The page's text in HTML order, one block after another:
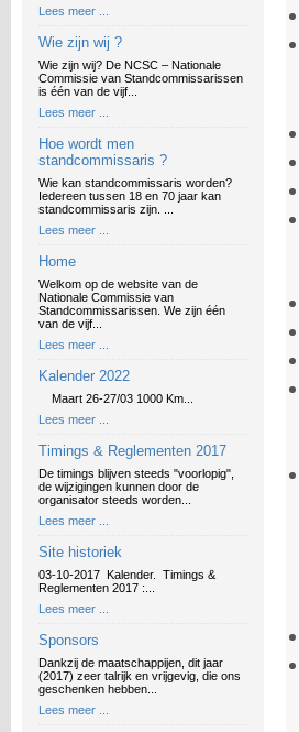
Lees meer ...
Wie zijn wij ?
Wie zijn wij? De NCSC – Nationale
Commissie van Standcommissarissen
is één van de vijf...
Lees meer ...
Hoe wordt men
standcommissaris ?
Wie kan standcommissaris worden?
Iedereen tussen 18 en 70 jaar kan
standcommissaris zijn. ...
Lees meer ...
Home
Welkom op de website van de
Nationale Commissie van
Standcommissarissen. We zijn één
van de vijf...
Lees meer ...
Kalender 2022
Maart 26-27/03 1000 Km...
Lees meer ...
Timings & Reglementen 2017
De timings blijven steeds "voorlopig",
de wijzigingen kunnen door de
organisator steeds worden...
Lees meer ...
Site historiek
03-10-2017 Kalender. Timings &
Reglementen 2017 :...
Lees meer ...
Sponsors
Dankzij de maatschappijen, dit jaar
(2017) zeer talrijk en vrijgevig, die ons
geschenken hebben...
Lees meer ...